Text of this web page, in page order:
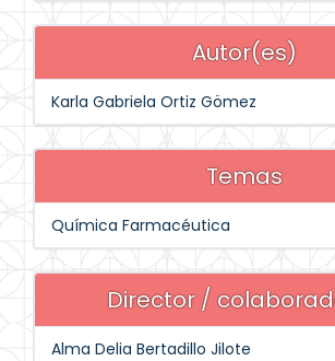
Autor(es)
Karla Gabriela Ortiz Gömez
Temas
Química Farmacéutica
Director /
Alma Delia Bertadillo Jilote